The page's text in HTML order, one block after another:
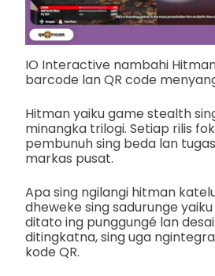
IO Interactive nambahi
barcode lan QR code
Hitman yaiku game stealth
minangka trilogi. Setiap rilis
pembunuh sing beda lan
markas pusat.
Apa sing ngilangi hitman
dheweke sing sadurunge
ditato ing punggungé lan
ditingkatna, sing uga
kode QR.